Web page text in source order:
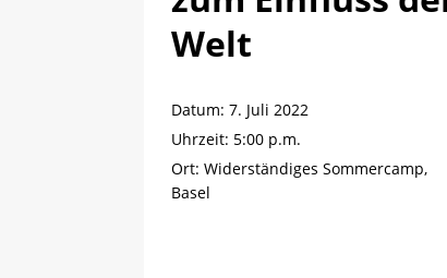
Welt
Datum: 7. Juli 2022
Uhrzeit: 5:00 p.m.
Ort: Widerständiges Sommercamp,
Basel